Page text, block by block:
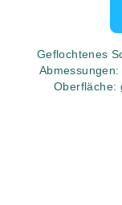
Geflochtenes
Abmessungen:
Oberfläche: